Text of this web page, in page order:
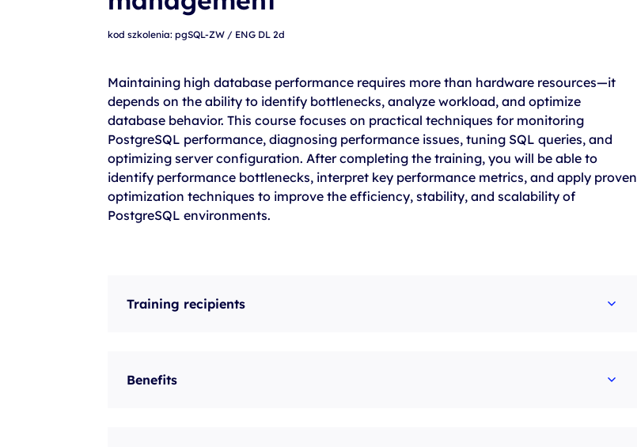
szkolenia dla edukacji
szkolenia dla produkcji
szkolenia Broadcom
szkolenia SAP
szkolenia SAS
formuły szkoleń MS
szkolenia
kod szkolenia: pgSQL-ZW / ENG DL 2d
Maintaining high database performance requires more than hardware resources—it
depends on the ability to identify bottlenecks, analyze workload, and optimize
database behavior. This course focuses on practical techniques for monitoring
PostgreSQL performance, diagnosing performance issues, tuning SQL queries, and
optimizing server configuration. After completing the training, you will be able to
identify performance bottlenecks, interpret key performance metrics, and apply proven
optimization techniques to improve the efficiency, stability, and scalability of
PostgreSQL environments.
Training recipients
Benefits